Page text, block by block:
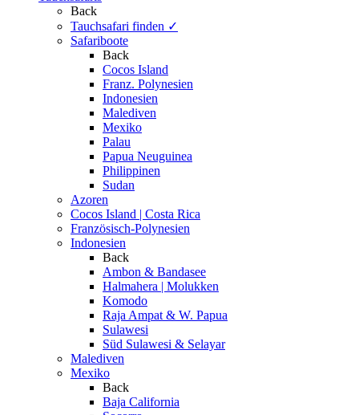
Back
Tauchsafari finden ✓
Safariboote
Back
Cocos Island
Franz. Polynesien
Indonesien
Malediven
Mexiko
Palau
Papua Neuguinea
Philippinen
Sudan
Azoren
Cocos Island | Costa Rica
Französisch-Polynesien
Indonesien
Back
Ambon & Bandasee
Halmahera | Molukken
Komodo
Raja Ampat & W. Papua
Sulawesi
Süd Sulawesi & Selayar
Malediven
Mexiko
Back
Baja California